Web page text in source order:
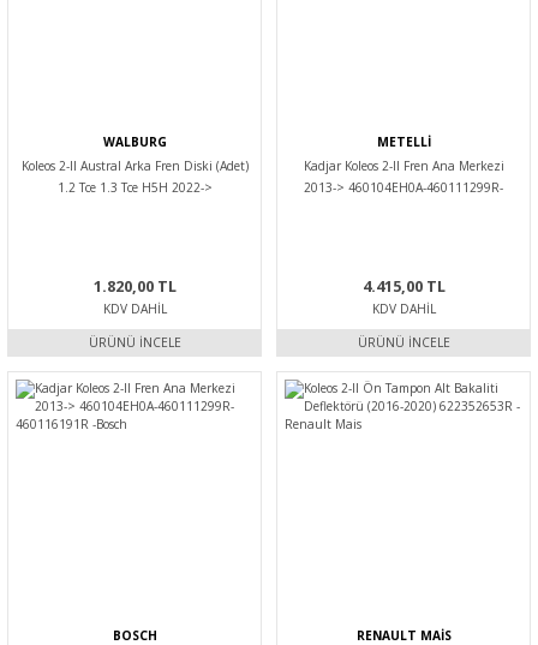
WALBURG
Koleos 2-II Austral Arka Fren Diski (Adet)
1.2 Tce 1.3 Tce H5H 2022->
1.820,00 TL
KDV DAHIL
ÜRÜNÜ İNCELE
METELLİ
Kadjar Koleos 2-II Fren Ana Merkezi
2013-> 460104EH0A-460111299R-
4.415,00 TL
KDV DAHIL
ÜRÜNÜ İNCELE
BOSCH
RENAULT MAİS